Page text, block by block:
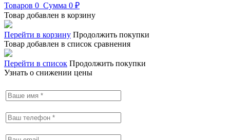
Товаров 0 Сумма 0 ₽
Товар добавлен в корзину
Перейти в корзину Продолжить покупки
Товар добавлен в список сравнения
Перейти в список Продолжить покупки
Узнать о снижении цены